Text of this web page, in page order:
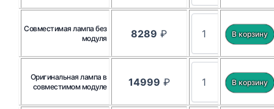
Совместимая лампа без
модуля
8289 ₽
Оригинальная лампа в
совместимом модуле
14999 ₽